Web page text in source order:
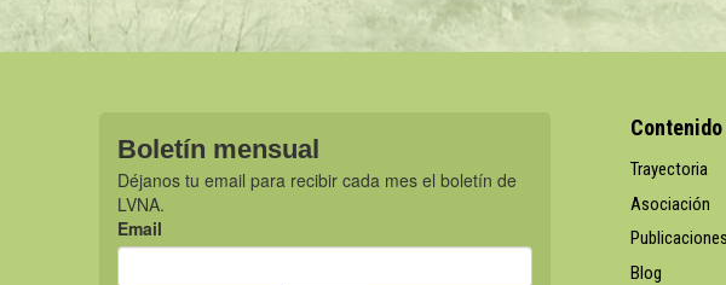
Contenido
Trayectoria
Asociación
Publicaciones
Blog